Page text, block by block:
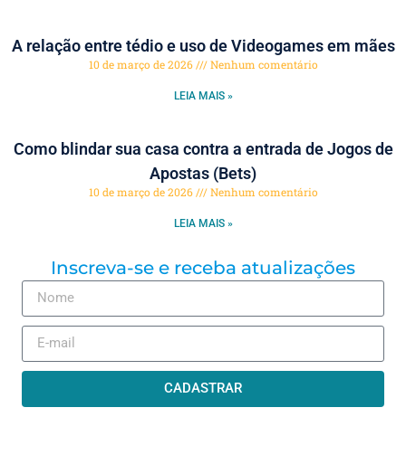
A relação entre tédio e uso de Videogames em mães
10 de março de 2026 Nenhum comentário
LEIA MAIS »
Como blindar sua casa contra a entrada de Jogos de
Apostas (Bets)
10 de março de 2026 Nenhum comentário
LEIA MAIS »
Inscreva-se e receba atualizações
CADASTRAR